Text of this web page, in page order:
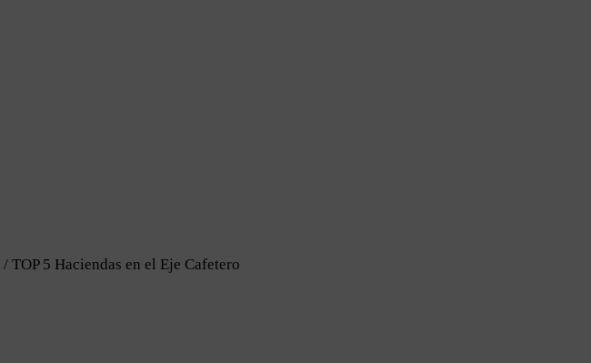
/ TOP 5 Haciendas en el Eje Cafetero